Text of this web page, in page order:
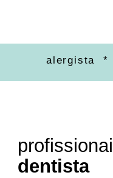
alergista *
dentista